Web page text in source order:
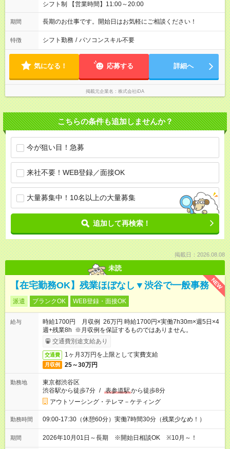
シフト制 【営業時間】11:00～20:00
期間 長期のお仕事です。開始日はお気軽にご相談ください！
特徴 シフト勤務 / パソコンスキル不要
気になる！ 応募する 詳細へ
掲載元企業名 株式会社iDA
こちらの条件も追加しませんか？
今が狙い目！急募
来社不要！WEB登録／面接OK
大量募集中！10名以上の大量募集
追加して再検索！
掲載日：2026.08.08
未読
NEW
【在宅勤務OK】残業ほぼなし▼渋谷で一般事務
派遣 ブランクOK WEB登録・面接OK
給与
時給1700円 月収例 26万円 時給1700円×実働7h30m×週5日×4
週+残業8h ※月収例を保証するものではありません。
交通費別途支給あり
交通費 1ヶ月3万円を上限として実費支給
月収例 25～30万円
勤務地
東京都渋谷区
渋谷駅から徒歩7分 / 表参道駅から徒歩8分
アウトソーシング・テレマ－ケティング
勤務時間 09:00-17:30（休憩60分）実働7時間30分（残業少なめ！）
期間 2026年10月01日～長期 ※開始日相談OK ※10月～！